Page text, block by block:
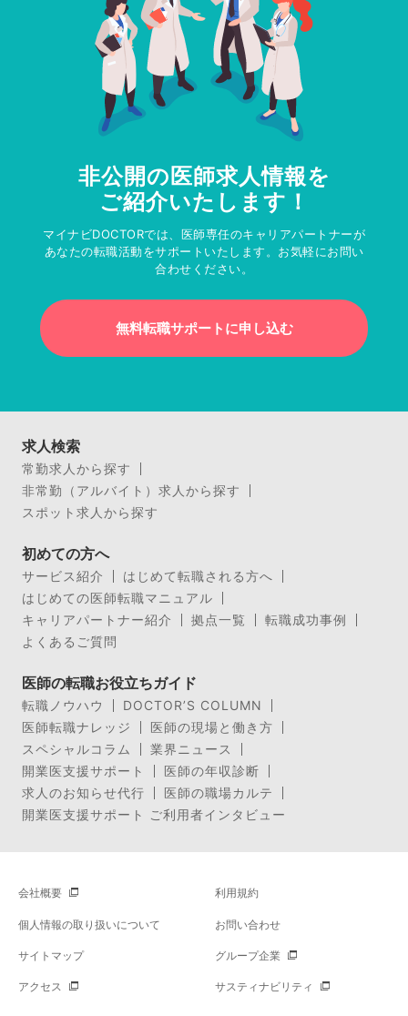
非公開の医師求人情報を
ご紹介いたします！
マイナビDOCTORでは、医師専任のキャリアパートナーが
あなたの転職活動をサポートいたします。お気軽にお問い
合わせください。
無料転職サポートに申し込む
求人検索
常勤求人から探す
非常勤（アルバイト）求人から探す
スポット求人から探す
初めての方へ
サービス紹介
はじめて転職される方へ
はじめての医師転職マニュアル
キャリアパートナー紹介
拠点一覧
転職成功事例
よくあるご質問
医師の転職お役立ちガイド
転職ノウハウ
DOCTOR’S COLUMN
医師転職ナレッジ
医師の現場と働き方
スペシャルコラム
業界ニュース
開業医支援サポート
医師の年収診断
求人のお知らせ代行
医師の職場カルテ
開業医支援サポート ご利用者インタビュー
会社概要 利用規約
個人情報の取り扱いについて お問い合わせ
サイトマップ グループ企業
アクセス サスティナビリティ